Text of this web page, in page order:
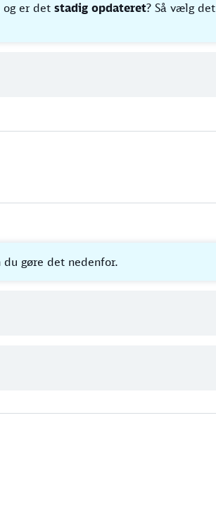
er det stadig opdateret? Så vælg det
gøre det nedenfor.